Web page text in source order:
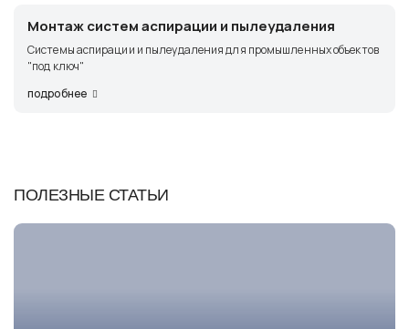
Монтаж систем аспирации и пылеудаления
Системы аспирации и пылеудаления для промышленных объектов
"под ключ"
подробнее
ПОЛЕЗНЫЕ СТАТЬИ